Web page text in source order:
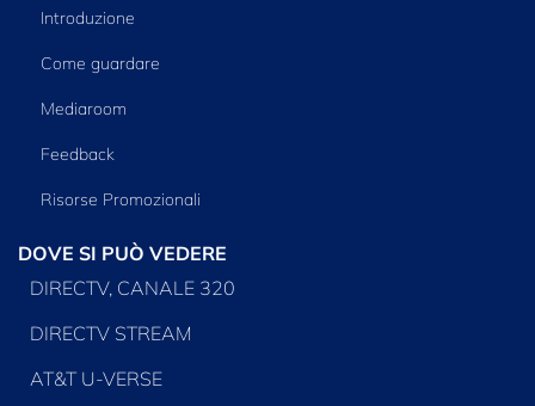
Introduzione
Come guardare
Mediaroom
Feedback
Risorse Promozionali
DOVE SI PUÒ VEDERE
DIRECTV, CANALE 320
DIRECTV STREAM
AT&T U-VERSE